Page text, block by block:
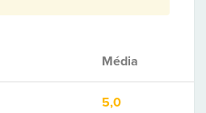
Média
5,0